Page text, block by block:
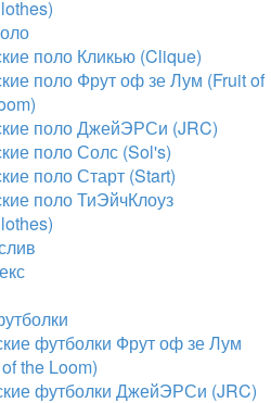
поло Кликью (Clique)
поло Фрут оф зе Лум (Fruit of
поло ДжейЭРСи (JRC)
поло Солс (Sol's)
поло Старт (Start)
поло ТиЭйчКлоуз
футболки Фрут оф зе Лум
the Loom)
футболки ДжейЭРСи (JRC)